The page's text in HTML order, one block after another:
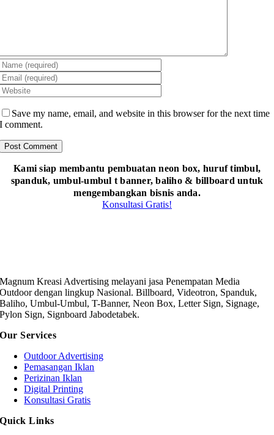
Save my name, email, and website in this browser for the next time
I comment.
Kami siap membantu pembuatan neon box, huruf timbul,
spanduk, umbul-umbul t banner, baliho & billboard untuk
mengembangkan bisnis anda.
Konsultasi Gratis!
Magnum Kreasi Advertising melayani jasa Penempatan Media
Outdoor dengan lingkup Nasional. Billboard, Videotron, Spanduk,
Baliho, Umbul-Umbul, T-Banner, Neon Box, Letter Sign, Signage,
Pylon Sign, Signboard Jabodetabek.
Our Services
Outdoor Advertising
Pemasangan Iklan
Perizinan Iklan
Digital Printing
Konsultasi Gratis
Quick Links